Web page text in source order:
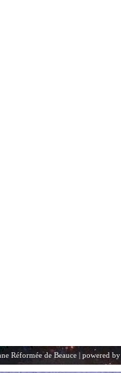
Réformée de Beauce | powered by